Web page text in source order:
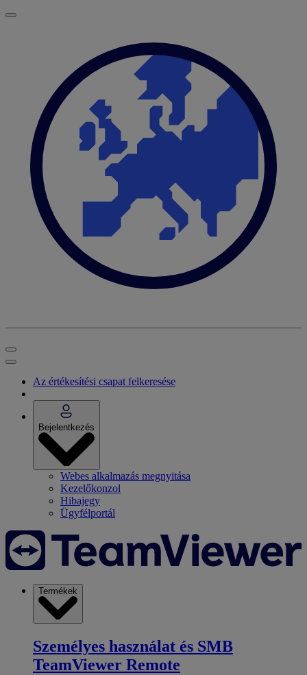
Az értékesítési csapat felkeresése
Bejelentkezés
Webes alkalmazás megnyitása
Kezelőkonzol
Hibajegy
Ügyfélportál
Termékek
Személyes használat és SMB
TeamViewer Remote